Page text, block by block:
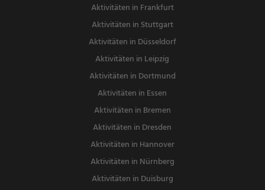
Aktivitäten in Frankfurt
Aktivitäten in Stuttgart
Aktivitäten in Düsseldorf
Aktivitäten in Leipzig
Aktivitäten in Dortmund
Aktivitäten in Essen
Aktivitäten in Bremen
Aktivitäten in Dresden
Aktivitäten in Hannover
Aktivitäten in Nürnberg
Aktivitäten in Duisburg